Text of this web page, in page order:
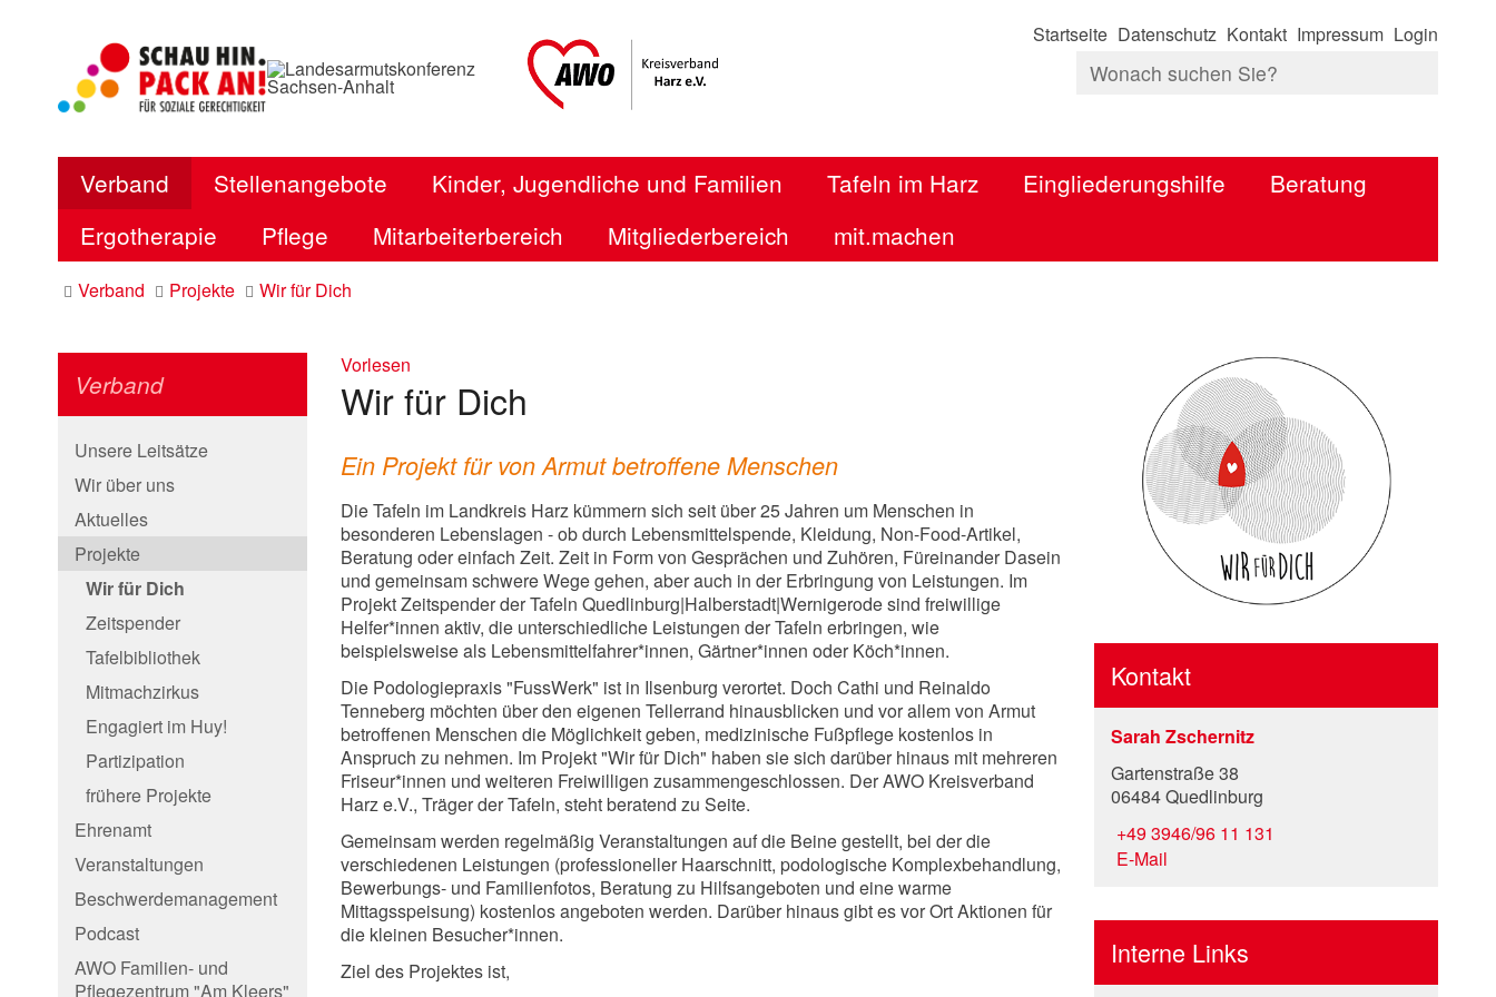
Startseite Datenschutz Kontakt Impressum Login
Verband Stellenangebote Kinder, Jugendliche und Familien Tafeln im Harz Eingliederungshilfe
Beratung
Ergotherapie
Pflege Mitarbeiterbereich Mitgliederbereich mit.machen
Verband Projekte Wir für Dich
Verband
Unsere Leitsätze
Wir über uns
Aktuelles
Projekte
Wir für Dich
Zeitspender
Tafelbibliothek
Mitmachzirkus
Engagiert im Huy!
Partizipation
frühere Projekte
Ehrenamt
Veranstaltungen
Beschwerdemanagement
Podcast
AWO Familien- und
Pflegezentrum "Am Kleers"
Vorlesen
Wir für Dich
Ein Projekt für von Armut betroffene Menschen
Die Tafeln im Landkreis Harz kümmern sich seit über 25 Jahren um Menschen in
besonderen Lebenslagen - ob durch Lebensmittelspende, Kleidung, Non-Food-Artikel,
Beratung oder einfach Zeit. Zeit in Form von Gesprächen und Zuhören, Füreinander Dasein
und gemeinsam schwere Wege gehen, aber auch in der Erbringung von Leistungen. Im
Projekt Zeitspender der Tafeln Quedlinburg|Halberstadt|Wernigerode sind freiwillige
Helfer*innen aktiv, die unterschiedliche Leistungen der Tafeln erbringen, wie
beispielsweise als Lebensmittelfahrer*innen, Gärtner*innen oder Köch*innen.
Die Podologiepraxis "FussWerk" ist in Ilsenburg verortet. Doch Cathi und Reinaldo
Tenneberg möchten über den eigenen Tellerrand hinausblicken und vor allem von Armut
betroffenen Menschen die Möglichkeit geben, medizinische Fußpflege kostenlos in
Anspruch zu nehmen. Im Projekt "Wir für Dich" haben sie sich darüber hinaus mit mehreren
Friseur*innen und weiteren Freiwilligen zusammengeschlossen. Der AWO Kreisverband
Harz e.V., Träger der Tafeln, steht beratend zu Seite.
Gemeinsam werden regelmäßig Veranstaltungen auf die Beine gestellt, bei der die
verschiedenen Leistungen (professioneller Haarschnitt, podologische Komplexbehandlung,
Bewerbungs- und Familienfotos, Beratung zu Hilfsangeboten und eine warme
Mittagsspeisung) kostenlos angeboten werden. Darüber hinaus gibt es vor Ort Aktionen für
die kleinen Besucher*innen.
Ziel des Projektes ist,
Kontakt
Sarah Zschernitz
Gartenstraße 38
06484 Quedlinburg
+49 3946/96 11 131
E-Mail
Interne Links